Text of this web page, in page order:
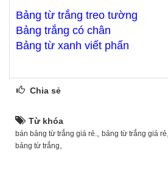
Bảng từ trắng treo tường
Bảng trắng có chân
Bảng từ xanh viết phấn
Chia sẻ
Từ khóa
bán bảng từ trắng giá rẻ. bảng từ trắng giá rẻ
bảng từ trắng